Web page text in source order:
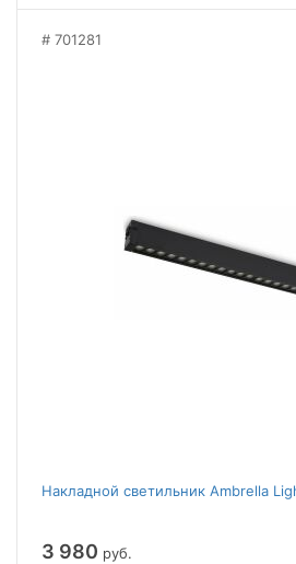
701281
Накладной светильник Ambrella
3 980 руб.